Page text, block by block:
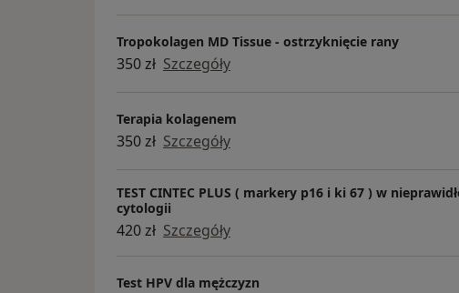
-drogą kontaktów seksualnych.
Do zakażenia najczęściej przyczynia się
stosunek seksualny pochwowy, analny lub
oralny - pełny stosunek seksualny nie jest
skin-to-skin genital contact).
W naszym Gabinecie oferujemy szczepienie
Tropokolagen MD Tissue - ostrzyknięcie rany
350 zł Szczegóły
Terapia kolagenem
350 zł Szczegóły
TEST CINTEC PLUS ( markery p16 i ki 67 ) w
cytologii
420 zł Szczegóły
Test HPV dla mężczyzn